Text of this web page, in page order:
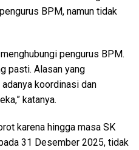
BPM, namun tidak
pengurus BPM.
pasti. Alasan yang
koordinasi dan
katanya.
karena hingga masa SK
31 Desember 2025, tidak